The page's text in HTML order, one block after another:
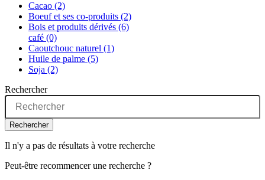
Cacao (2)
Boeuf et ses co-produits (2)
Bois et produits dérivés (6)
café (0)
Caoutchouc naturel (1)
Huile de palme (5)
Soja (2)
Rechercher
Rechercher
Il n'y a pas de résultats à votre recherche
Peut-être recommencer une recherche ?